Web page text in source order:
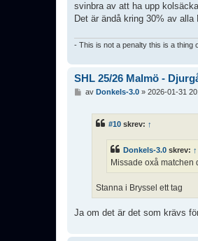
svinbra av att ha upp
Det är ändå kring 30% av
- This is not a penalty this is a thing
SHL 25/26 Malmö -
av Donkels-3.0» 2026-01-31
#10 skrev: ↑
Donkels-3.0 skrev: ↑
Missade oxå matchen
Stanna i Bryssel ett tag
Ja om det är det som krävs